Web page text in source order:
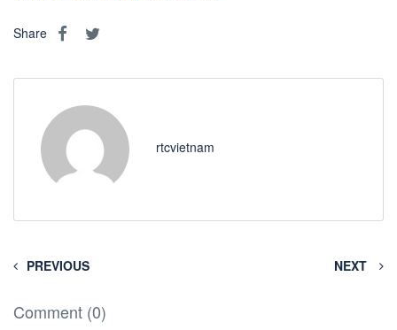
Share
rtcvietnam
PREVIOUS NEXT
Comment (0)